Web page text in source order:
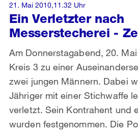
Ein Verletzter nach
Messerstecherei -
Am Donnerstagabend, 20.
Kreis 3 zu einer
zwei jungen Männern. Dabei
Jähriger mit einer Stichwaffe
verletzt. Sein Kontrahent und
wurden festgenommen. Die
21. Mai 2010,11.32 Uhr